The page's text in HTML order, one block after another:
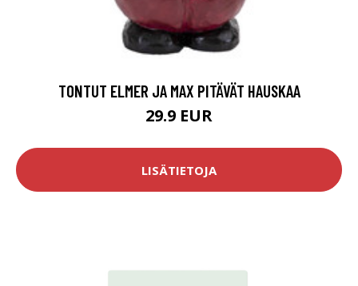
TONTUT ELMER JA MAX PITÄVÄT HAUSKAA
29.9 EUR
LISÄTIETOJA